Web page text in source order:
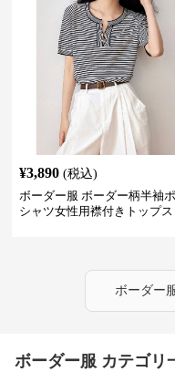
¥3,890 (税込)
ボーダー服 ボーダー柄半袖
シャツ女性用襟付きトップス
ボーダー
ボーダー服 カテゴリ